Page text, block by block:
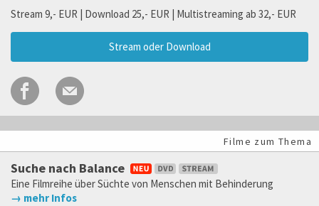
Stream 9,- EUR | Download 25,- EUR | Multistreaming ab 32,- EUR
Stream oder Download
Filme zum Thema
Suche nach Balance
Eine Filmreihe über Süchte von Menschen mit Behinderung
→ mehr Infos